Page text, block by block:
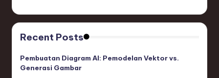
Recent Posts
Pembuatan Diagram AI: Pemodelan Vektor vs.
Generasi Gambar